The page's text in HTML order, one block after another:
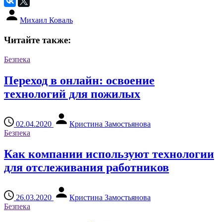
Михаил Коваль
Читайте также:
Безпека
Переход в онлайн: освоение
технологий для пожилых
02.04.2020
Кристина Замостьянова
Безпека
Как компании используют технологии
для отслеживания работников
26.03.2020
Кристина Замостьянова
Безпека